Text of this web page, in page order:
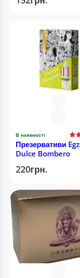
В наявності
Презервативи
Dulce Bombero
220грн.